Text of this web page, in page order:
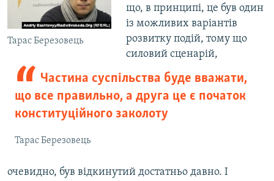
Тарас Березовець
Частина суспільства буде вважати,
що все правильно, а друга це є початок
конституційного заколоту
Тарас Березовець
що, в принципі, це був один
із можливих варіантів
розвитку подій, тому що
силовий сценарій,
очевидно, був відкинутий достатньо давно. І